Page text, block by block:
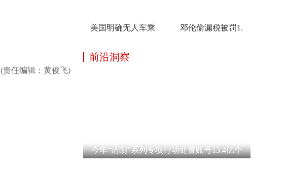
(责任编辑：黄俊飞)
美国明确无人车乘 邓伦偷漏税被罚1.
前沿洞察
今年“清朗”系列专项行动处置账号13.4亿个